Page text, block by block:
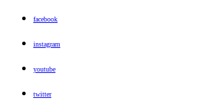
facebook
instagram
youtube
twitter